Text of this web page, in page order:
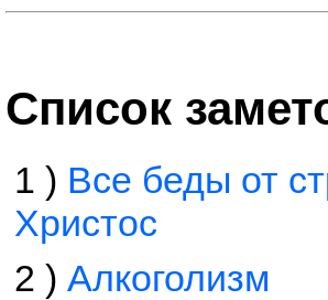
Список
1 ) Все беды от
Христос
2 ) Алкоголизм